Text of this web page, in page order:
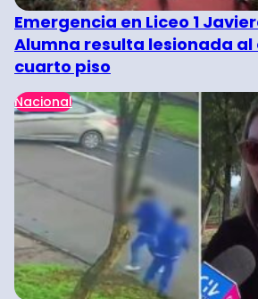
Emergencia en Liceo 1
Alumna resulta lesionada al
cuarto piso
Nacional